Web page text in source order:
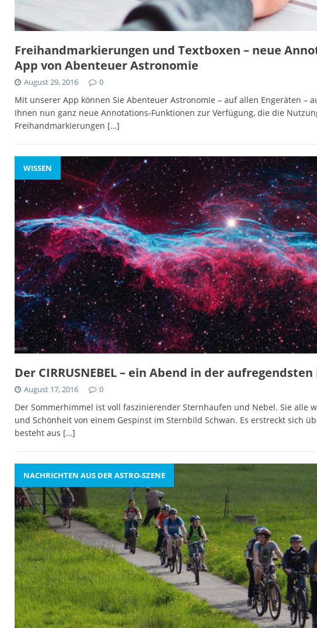
Freihandmarkierungen und Textboxen – neue
App von Abenteuer Astronomie
August 29, 2016 0
Mit unserer App können Sie Abenteuer Astronomie – auf allen Engeräten –
Ihnen nun ganz neue Annotations-Funktionen zur Verfügung, die die
Freihandmarkierungen […]
WISSEN
Der CIRRUSNEBEL – ein Abend in der
August 17, 2016 0
Der Sommerhimmel ist voll faszinierender Sternhaufen und Nebel. Sie alle
und Schönheit von einem Gespinst im Sternbild Schwan. Es erstreckt sich
besteht aus […]
NACHRICHTEN AUS DER ASTRO-SZENE